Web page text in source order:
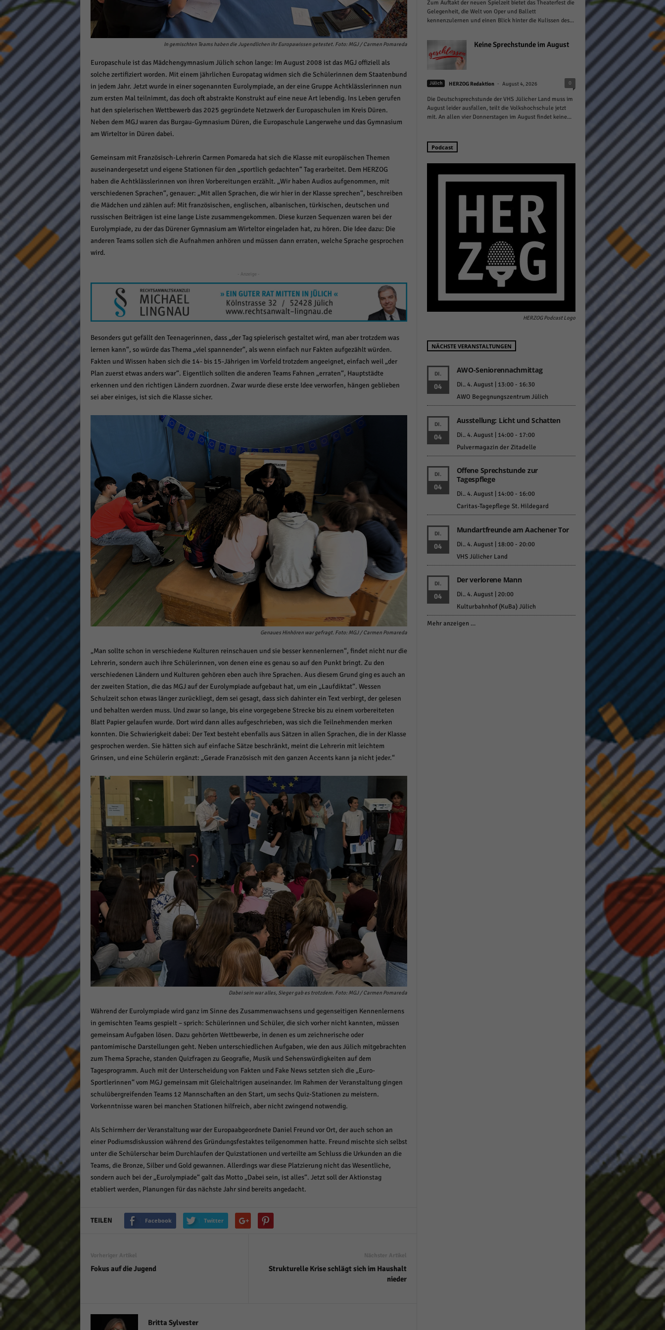
In gemischten Teams haben die Jugendlichen ihr Europawissen getestet. Foto: MGJ / Carmen Pomareda
Europaschule ist das Mädchengymnasium Jülich schon lange: Im August 2008 ist das MGJ offiziell als
solche zertifiziert worden. Mit einem jährlichen Europatag widmen sich die Schülerinnen dem Staatenbund
in jedem Jahr. Jetzt wurde in einer sogenannten Eurolympiade, an der eine Gruppe Achtklässlerinnen nun
zum ersten Mal teilnimmt, das doch oft abstrakte Konstrukt auf eine neue Art lebendig. Ins Leben gerufen
hat den spielerischen Wettbewerb das 2025 gegründete Netzwerk der Europaschulen im Kreis Düren.
Neben dem MGJ waren das Burgau-Gymnasium Düren, die Europaschule Langerwehe und das Gymnasium
am Wirteltor in Düren dabei.
Gemeinsam mit Französisch-Lehrerin Carmen Pomareda hat sich die Klasse mit europäischen Themen
auseinandergesetzt und eigene Stationen für den „sportlich gedachten“ Tag erarbeitet. Dem HERZOG
haben die Achtklässlerinnen von ihren Vorbereitungen erzählt. „Wir haben Audios aufgenommen, mit
verschiedenen Sprachen“, genauer: „Mit allen Sprachen, die wir hier in der Klasse sprechen“, beschreiben
die Mädchen und zählen auf: Mit französischen, englischen, albanischen, türkischen, deutschen und
russischen Beiträgen ist eine lange Liste zusammengekommen. Diese kurzen Sequenzen waren bei der
Eurolympiade, zu der das Dürener Gymnasium am Wirteltor eingeladen hat, zu hören. Die Idee dazu: Die
anderen Teams sollen sich die Aufnahmen anhören und müssen dann erraten, welche Sprache gesprochen
wird.
- Anzeige -
Besonders gut gefällt den Teenagerinnen, dass „der Tag spielerisch gestaltet wird, man aber trotzdem was
lernen kann“, so würde das Thema „viel spannender“, als wenn einfach nur Fakten aufgezählt würden.
Fakten und Wissen haben sich die 14- bis 15-Jährigen im Vorfeld trotzdem angeeignet, einfach weil „der
Plan zuerst etwas anders war“. Eigentlich sollten die anderen Teams Fahnen „erraten“, Hauptstädte
erkennen und den richtigen Ländern zuordnen. Zwar wurde diese erste Idee verworfen, hängen geblieben
sei aber einiges, ist sich die Klasse sicher.
Genaues Hinhören war gefragt. Foto: MGJ / Carmen Pomareda
„Man sollte schon in verschiedene Kulturen reinschauen und sie besser kennenlernen“, findet nicht nur die
Lehrerin, sondern auch ihre Schülerinnen, von denen eine es genau so auf den Punkt bringt. Zu den
verschiedenen Ländern und Kulturen gehören eben auch ihre Sprachen. Aus diesem Grund ging es auch an
der zweiten Station, die das MGJ auf der Eurolympiade aufgebaut hat, um ein „Laufdiktat“. Wessen
Schulzeit schon etwas länger zurückliegt, dem sei gesagt, dass sich dahinter ein Text verbirgt, der gelesen
und behalten werden muss. Und zwar so lange, bis eine vorgegebene Strecke bis zu einem vorbereiteten
Blatt Papier gelaufen wurde. Dort wird dann alles aufgeschrieben, was sich die Teilnehmenden merken
konnten. Die Schwierigkeit dabei: Der Text besteht ebenfalls aus Sätzen in allen Sprachen, die in der Klasse
gesprochen werden. Sie hätten sich auf einfache Sätze beschränkt, meint die Lehrerin mit leichtem
Grinsen, und eine Schülerin ergänzt: „Gerade Französisch mit den ganzen Accents kann ja nicht jeder.“
Dabei sein war alles, Sieger gab es trotzdem. Foto: MGJ / Carmen Pomareda
Während der Eurolympiade wird ganz im Sinne des Zusammenwachsens und gegenseitigen Kennenlernens
in gemischten Teams gespielt – sprich: Schülerinnen und Schüler, die sich vorher nicht kannten, müssen
gemeinsam Aufgaben lösen. Dazu gehörten Wettbewerbe, in denen es um zeichnerische oder
pantomimische Darstellungen geht. Neben unterschiedlichen Aufgaben, wie den aus Jülich mitgebrachten
zum Thema Sprache, standen Quizfragen zu Geografie, Musik und Sehenswürdigkeiten auf dem
Tagesprogramm. Auch mit der Unterscheidung von Fakten und Fake News setzten sich die „Euro-
Sportlerinnen“ vom MGJ gemeinsam mit Gleichaltrigen auseinander. Im Rahmen der Veranstaltung gingen
schulübergreifenden Teams 12 Mannschaften an den Start, um sechs Quiz-Stationen zu meistern.
Vorkenntnisse waren bei manchen Stationen hilfreich, aber nicht zwingend notwendig.
Als Schirmherr der Veranstaltung war der Europaabgeordnete Daniel Freund vor Ort, der auch schon an
einer Podiumsdiskussion während des Gründungsfestaktes teilgenommen hatte. Freund mischte sich selbst
unter die Schülerschar beim Durchlaufen der Quizstationen und verteilte am Schluss die Urkunden an die
Teams, die Bronze, Silber und Gold gewannen. Allerdings war diese Platzierung nicht das Wesentliche,
sondern auch bei der „Eurolympiade“ galt das Motto „Dabei sein, ist alles“. Jetzt soll der Aktionstag
etabliert werden, Planungen für das nächste Jahr sind bereits angedacht.
TEILEN Facebook Twitter
Vorheriger Artikel
Fokus auf die Jugend
Nächster Artikel
Strukturelle Krise schlägt sich im Haushalt
nieder
Britta Sylvester
Zum Auftakt der neuen Spielzeit bietet das Theaterfest die
Gelegenheit, die Welt von Oper und Ballett
kennenzulernen und einen Blick hinter die Kulissen des...
Keine Sprechstunde im August
Jülich HERZOG Redaktion - August 4, 2026 0
Die Deutschsprechstunde der VHS Jülicher Land muss im
August leider ausfallen, teilt die Volkshochschule jetzt
mit. An allen vier Donnerstagen im August findet keine...
Podcast
HERZOG Podcast Logo
NÄCHSTE VERANSTALTUNGEN
DI.
04
AWO-Seniorennachmittag
Di.. 4. August | 13:00- 16:30
AWO Begegnungszentrum Jülich
DI.
04
Ausstellung: Licht und Schatten
Di.. 4. August | 14:00- 17:00
Pulvermagazin der Zitadelle
DI.
04
Offene Sprechstunde zur
Tagespflege
Di.. 4. August | 14:00- 16:00
Caritas-Tagepflege St. Hildegard
DI.
04
Mundartfreunde am Aachener Tor
Di.. 4. August | 18:00- 20:00
VHS Jülicher Land
DI.
04
Der verlorene Mann
Di.. 4. August | 20:00
Kulturbahnhof (KuBa) Jülich
Mehr anzeigen …
Datenschutzeinstellungen
Essenziell (1)
Essenzielle Cookies ermöglichen grundlegende Funktionen und sind für die einwandfreie
Funktion der Website erforderlich.
Statistiken (1)
wie unsere Besucher unsere Website nutzen.
Cookie-Informationen anzeigen
Marketing-Cookies werden von Drittanbietern oder Publishern verwendet, um personalisierte
Werbung anzuzeigen. Sie tun dies, indem sie Besucher über Websites hinweg verfolgen.
Cookie-Informationen anzeigen
Externe Medien (6) Externe Medien
Inhalte von Videoplattformen und Social-Media-Plattformen werden standardmäßig blockiert.
Wenn Cookies von externen Medien akzeptiert werden, bedarf der Zugriff auf diese Inhalte
keiner manuellen Einwilligung mehr.
Cookie-Informationen anzeigen